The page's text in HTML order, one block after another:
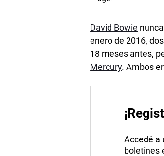
David Bowie
enero de 2016,
18 meses antes,
Mercury. Ambos
Accedé a
boletines